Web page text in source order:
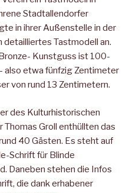
Stadtallendorfer
in ihrer Außenstelle in der
detailliertes Tastmodell an.
Kunstguss ist 100-
also etwa fünfzig Zentimeter
von rund 13 Zentimetern.
des Kulturhistorischen
Groll enthüllten das
40 Gästen. Es steht auf
Schrift für Blinde
Daneben stehen die Infos
die dank erhabener